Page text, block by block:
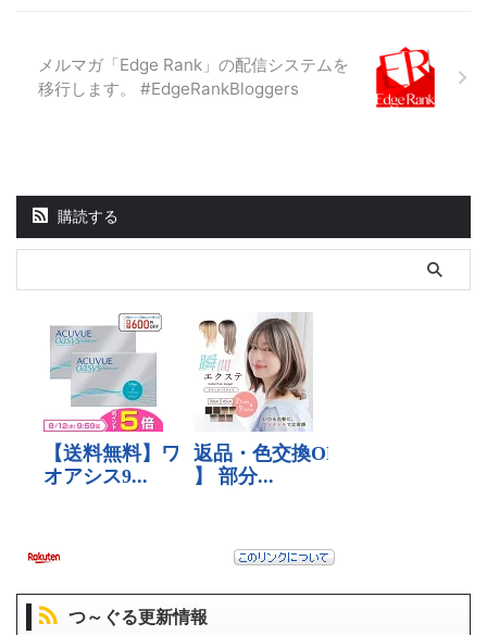
メルマガ「Edge Rank」の配信システムを
移行します。 #EdgeRankBloggers
購読する
つ～ぐる更新情報